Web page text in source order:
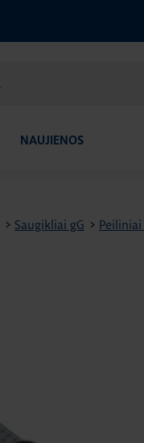
NAUJIENOS
> Saugikliai gG > Peiliniai